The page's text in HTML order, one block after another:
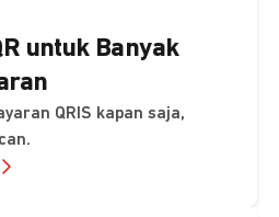
untuk Banyak
QRIS kapan saja,